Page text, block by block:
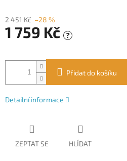
2 451 Kč –28 %
1 759 Kč ?
cena:
Přidat do košíku
Detailní informace
ZEPTAT SE HLÍDAT